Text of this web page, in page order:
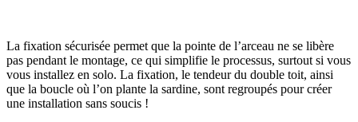
La fixation sécurisée permet que la pointe de l’arceau ne se libère
pas pendant le montage, ce qui simplifie le processus, surtout si vous
vous installez en solo. La fixation, le tendeur du double toit, ainsi
que la boucle où l’on plante la sardine, sont regroupés pour créer
une installation sans soucis !